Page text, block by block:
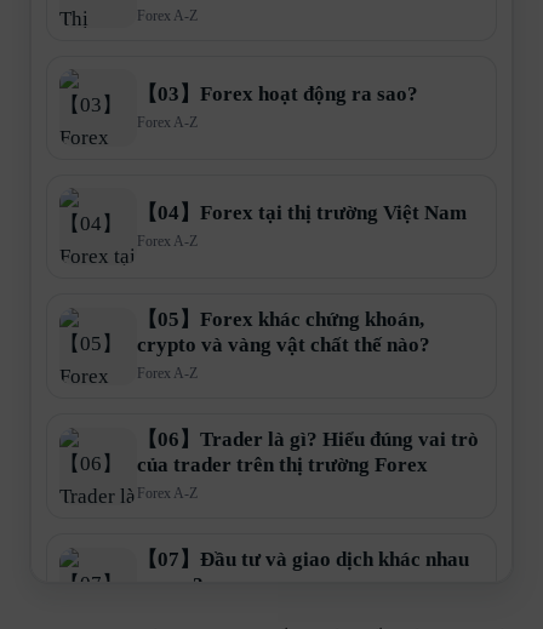
Forex A-Z
【03】Forex hoạt động ra sao?
Forex A-Z
【04】Forex tại thị trường Việt Nam
Forex A-Z
【05】Forex khác chứng khoán,
crypto và vàng vật chất thế nào?
Forex A-Z
【06】Trader là gì? Hiểu đúng vai trò
của trader trên thị trường Forex
Forex A-Z
【07】Đầu tư và giao dịch khác nhau
ra sao?